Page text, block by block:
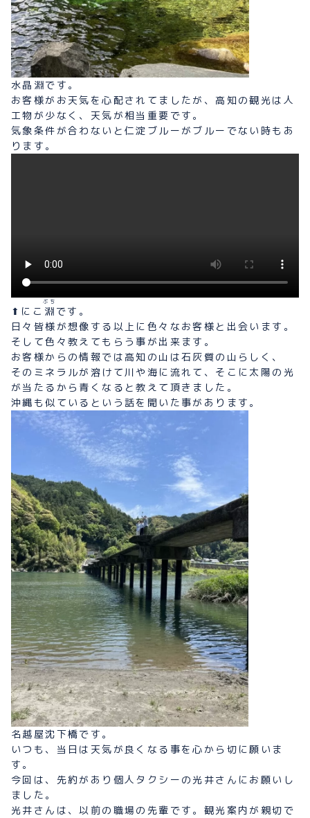
水晶淵です。
お客様がお天気を心配されてましたが、高知の観光は人
工物が少なく、天気が相当重要です。
気象条件が合わないと仁淀ブルーがブルーでない時もあ
ります。
⬆︎にこ 淵
ぶち
です。
日々皆様が想像する以上に色々なお客様と出会います。
そして色々教えてもらう事が出来ます。
お客様からの情報では高知の山は石灰質の山らしく、
そのミネラルが溶けて川や海に流れて、そこに太陽の光
が当たるから青くなると教えて頂きました。
沖縄も似ているという話を聞いた事があります。
名越屋沈下橋です。
いつも、当日は天気が良くなる事を心から切に願いま
す。
今回は、先約があり個人タクシーの光井さんにお願いし
ました。
光井さんは、以前の職場の先輩です。観光案内が親切で